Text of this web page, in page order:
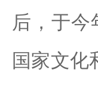
后，于今
国家文化